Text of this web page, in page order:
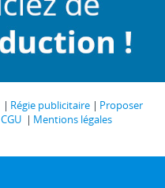
Régie publicitaire
Proposer
CGU
Mentions légales